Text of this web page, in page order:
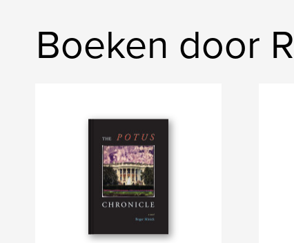
Boeken door